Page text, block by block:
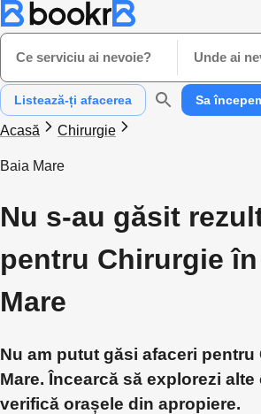
Ce serviciu ai nevoie? Unde ai
Listează-ți afacerea Sa
Acasă Chirurgie
Baia Mare
Nu s-au găsit
pentru Chirurgie
Mare
Nu am putut găsi afaceri
Mare. Încearcă să explorezi
verifică orașele din apropiere.